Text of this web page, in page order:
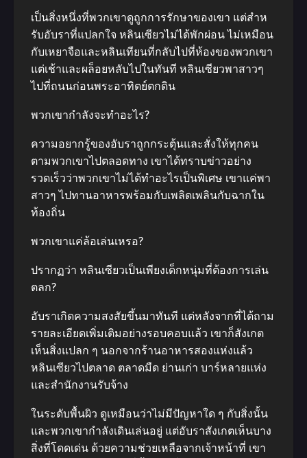
เป็นสิ่งหนึ่งที่พวกเขาดูถูกการรักษาของเขา แต่สําห
รับอับราที่แปลกใจ หลินเซียวไม่ได้พักผ่อน ไม่เหมือน
กับเหยาจือและหลินเทียนที่กลับไปที่ห้องของพวกเขา
แต่เช้าและผล็อยหลับไปในทันที หลินเซียวพาสาวๆ
ไปที่ถนนก่อนพระอาทิตย์ตกดิน
พวกเขากําลังจะทําอะไร?
ความอยากรู้ของอับราถูกกระตุ้นและสั่งให้ทุกคน
ตามพวกเขาไปตลอดทาง เขาได้ทราบข่าวอย่าง
รวดเร็วว่าพวกเขาไม่ได้ทําอะไรเป็นพิเศษ เขาแค่พา
สาวๆ ไปทานอาหารพร้อมกับเพลิดเพลินกับฉากใน
ท้องถิ่น
พวกเขาแค่ล้อเล่นเหรอ?
ปรากฏว่า หลินเซียวเป็นเพียงเด็กหนุ่มที่ต้องการเล่น
ตลก?
อับราเกิดความสงสัยขึ้นมาทันที แต่หลังจากที่ได้ถาม
รายละเอียดเพิ่มเติมอย่างรอบคอบแล้ว เขาก็สังเกต
เห็นสิ่งแปลก ๆ นอกจากร้านอาหารสองแห่งแล้ว
หลินเซียวไปตลาด ตลาดมืด ย่านเก่า บาร์หลายแห่ง
และสํานักงานรับจ้าง
ในระดับพื้นผิว ดูเหมือนว่าไม่มีปัญหาใด ๆ กับสิ่งนั้น
และพวกเขากําลังเดินเล่นอยู่ แต่อับราสังเกตเห็นบาง
สิ่งที่โดดเด่น ด้วยความช่วยเหลือจากเจ้าหน้าที่ เขา